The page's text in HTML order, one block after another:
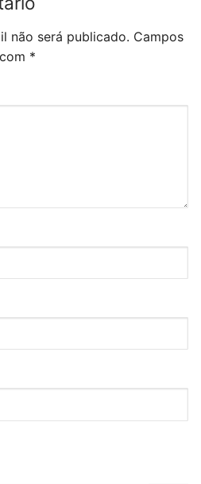
não será publicado. Campos
*